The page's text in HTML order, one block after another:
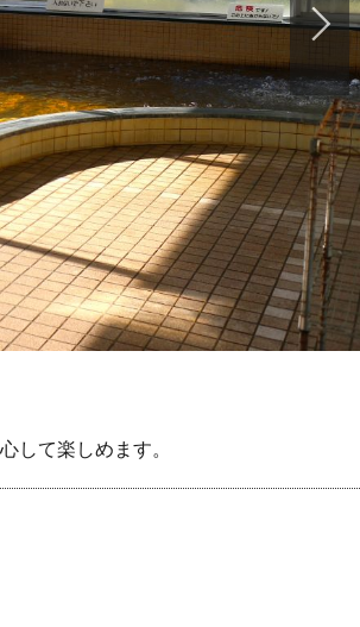
して楽しめます。